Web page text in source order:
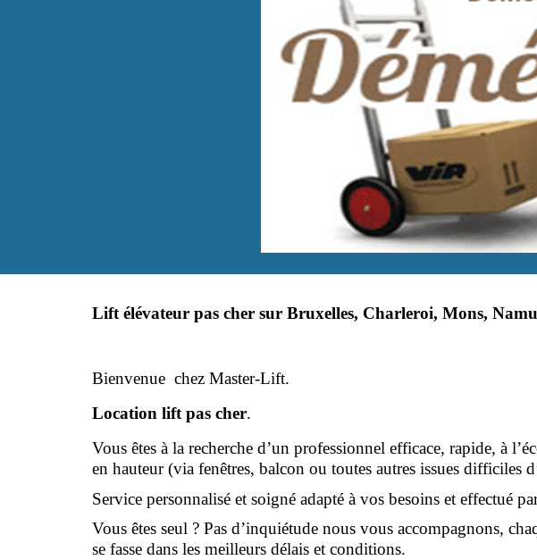
Lift élévateur pas cher sur Bruxelles, Charleroi, Mons,
Bienvenue  chez Master-Lift.
Location lift pas cher.
Vous êtes à la recherche d’un professionnel efficace, rapide, à
en hauteur (via fenêtres, balcon ou toutes autres issues difficiles
Service personnalisé et soigné adapté à vos besoins et effectué
Vous êtes seul ? Pas d’inquiétude nous vous accompagnons,
se fasse dans les meilleurs délais et conditions.